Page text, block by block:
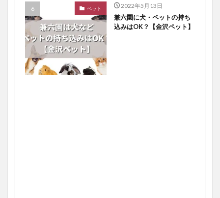
ペット 2022年5月13日
兼六園に犬・ペットの持ち
込みはOK？【金沢ペット】